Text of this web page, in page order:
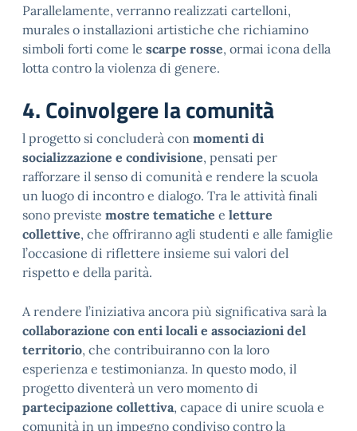
Parallelamente, verranno realizzati cartelloni,
murales o installazioni artistiche che richiamino
simboli forti come le scarpe rosse, ormai icona della
lotta contro la violenza di genere.
4. Coinvolgere la comunità
l progetto si concluderà con momenti di
socializzazione e condivisione, pensati per
rafforzare il senso di comunità e rendere la scuola
un luogo di incontro e dialogo. Tra le attività finali
sono previste mostre tematiche e letture
collettive, che offriranno agli studenti e alle famiglie
l’occasione di riflettere insieme sui valori del
rispetto e della parità.
A rendere l’iniziativa ancora più significativa sarà la
collaborazione con enti locali e associazioni del
territorio, che contribuiranno con la loro
esperienza e testimonianza. In questo modo, il
progetto diventerà un vero momento di
partecipazione collettiva, capace di unire scuola e
comunità in un impegno condiviso contro la